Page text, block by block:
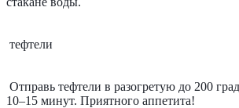
тефтели
Отправь тефтели в разогретую до 200
10–15 минут. Приятного аппетита!